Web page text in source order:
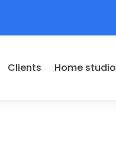
Clients Home studio